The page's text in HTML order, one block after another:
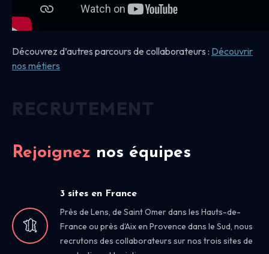
Découvrez d’autres parcours de collaborateurs : Découvrir
nos métiers
Rejoignez nos équipes
3 sites en France
Près de Lens, de Saint Omer dans les Hauts-de-
France ou près d’Aix en Provence dans le Sud, nous
recrutons des collaborateurs sur nos trois sites de
RECRUTEMENT